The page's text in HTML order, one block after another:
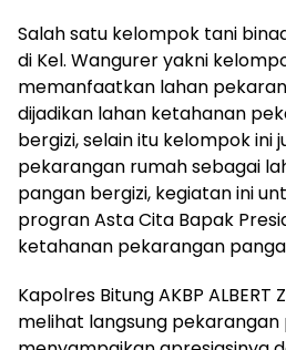
Salah satu kelompok tani
di Kel. Wangurer yakni
memanfaatkan lahan
dijadikan lahan ketahanan
bergizi, selain itu kelompok
pekarangan rumah sebagai
pangan bergizi, kegiatan ini
progran Asta Cita Bapak
ketahanan pekarangan
Kapolres Bitung AKBP ALBERT
melihat langsung pekarangan